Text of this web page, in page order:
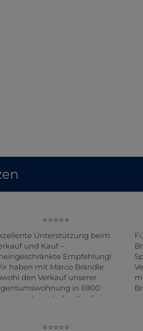
Unterstützung beim
und Kauf –
Empfehlung!
haben mit Marco Brändle
den Verkauf unserer
in 6900
als auch den Kauf eines